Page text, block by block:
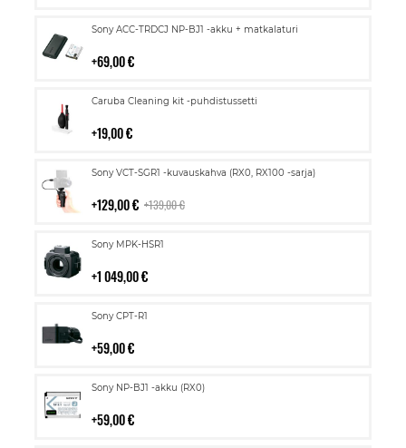
Sony ACC-TRDCJ NP-BJ1 -akku + matkalaturi
69,00 €
Lisää
Caruba Cleaning kit -puhdistussetti
19,00 €
Lisää
Sony VCT-SGR1 -kuvauskahva (RX0, RX100 -sarja)
129,00 € 139,00 €
Lisää
Sony MPK-HSR1
1 049,00 €
Lisää
Sony CPT-R1
59,00 €
Lisää
Sony NP-BJ1 -akku (RX0)
59,00 €
Lisää